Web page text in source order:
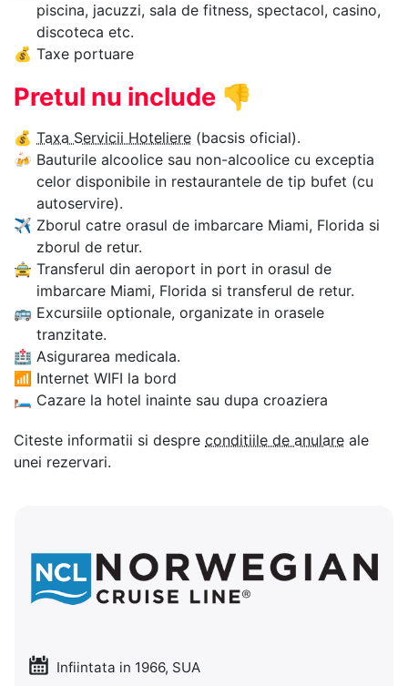
piscina, jacuzzi, sala de fitness, spectacol, casino,
discoteca etc.
💰 Taxe portuare
Pretul nu include 👎
💰 Taxa Servicii Hoteliere (bacsis oficial).
🍻 Bauturile alcoolice sau non-alcoolice cu exceptia
celor disponibile in restaurantele de tip bufet (cu
autoservire).
✈ Zborul catre orasul de imbarcare Miami, Florida si
zborul de retur.
🚖 Transferul din aeroport in port in orasul de
imbarcare Miami, Florida si transferul de retur.
🚌 Excursiile optionale, organizate in orasele
tranzitate.
🏥 Asigurarea medicala.
📶 Internet WIFI la bord
🛏 Cazare la hotel inainte sau dupa croaziera
Citeste informatii si despre conditiile de anulare ale
unei rezervari.
Infiintata in 1966, SUA